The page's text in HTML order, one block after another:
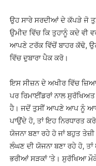
ਉਹ ਸਾਰੇ ਸਰਦੀਆਂ ਦੇ ਕੱਪੜੇ ਜੋ
ਉਮੀਦ ਵਿੱਚ ਕਿ ਤੁਹਾਨੂੰ ਕਦੇ ਵੀ
ਆਪਣੇ ਟਰੱਕ ਵਿੱਚੋਂ ਬਾਹਰ ਕੱਢੋ,
ਵਿੱਚ ਦੁਬਾਰਾ ਪੈਕ ਕਰੋ।
ਇਸ ਸੀਜ਼ਨ ਦੇ ਅਖੀਰ ਵਿੱਚ
ਪਰ ਰਿਮਾਈਂਡਰਾਂ ਨਾਲ
ਹੈ। ਜਦੋਂ ਤੁਸੀਂ ਆਪਣੇ ਆਪ ਨੂੰ
ਪਾਉਂਦੇ ਹੋ, ਤਾਂ ਇਹ ਨਿਰਧਾਰਤ
ਯੋਜਨਾ ਬਣਾ ਰਹੇ ਹੋ ਜਾਂ ਬਹੁਤ
ਲੰਘਣ ਦੀ ਯੋਜਨਾ ਬਣਾ ਰਹੇ ਹੋ,
ਭਰੀਆਂ ਸੜਕਾਂ ‘ਤੇ। ਸੁਰੱਖਿਆ